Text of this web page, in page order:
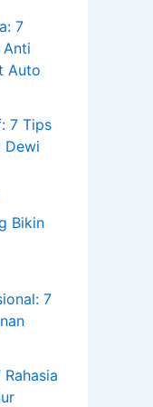
7
Anti
Auto
7 Tips
Dewi
Bikin
7